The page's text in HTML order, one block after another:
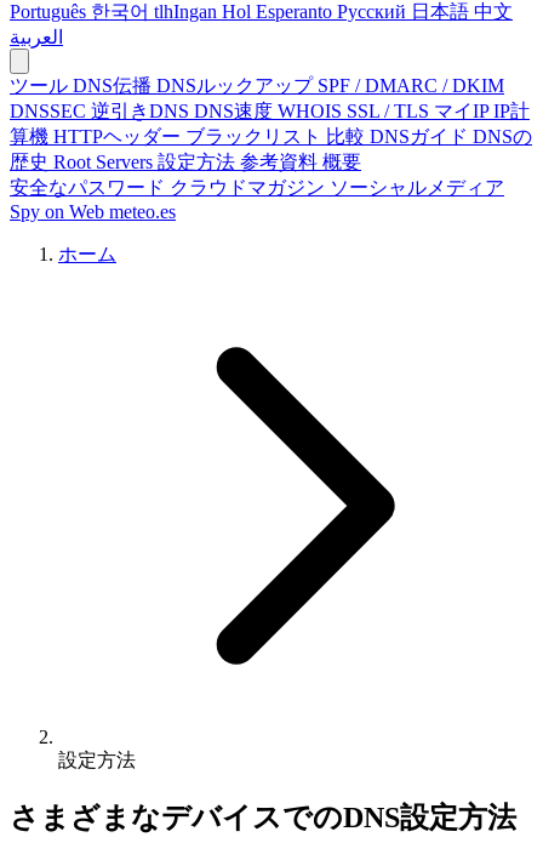
Português 한국어 tlhIngan Hol Esperanto Русский 日本語 中文
العربية
ツール DNS伝播 DNSルックアップ SPF / DMARC / DKIM
DNSSEC 逆引きDNS DNS速度 WHOIS SSL / TLS マイIPIP計
算機 HTTPヘッダー ブラックリスト 比較 DNSガイド DNSの
歴史 Root Servers 設定方法 参考資料 概要
安全なパスワード クラウドマガジン ソーシャルメディア
Spy on Web meteo.es
ホーム
設定方法
さまざまなデバイスでのDNS設定方法